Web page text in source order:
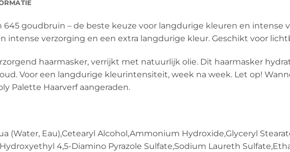
645 goudbruin – de beste keuze voor langdurige kleuren en intense
intense verzorging en een extra langdurige kleur. Geschikt voor
haarmasker, verrijkt met natuurlijk olie. Dit haarmasker
Voor een langdurige kleurintensiteit, week na week. Let op!
Palette Haarverf aangeraden.
(Water, Eau),Cetearyl Alcohol,Ammonium Hydroxide,Glyceryl
4,5-Diamino Pyrazole Sulfate,Sodium Laureth